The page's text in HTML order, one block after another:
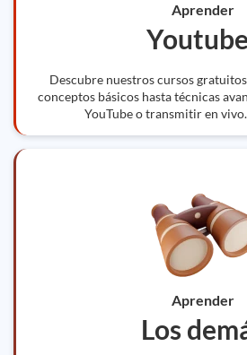
Aprender
Descubre nuestros cursos
conceptos básicos hasta técnicas
YouTube o transmitir en
Aprender
Los